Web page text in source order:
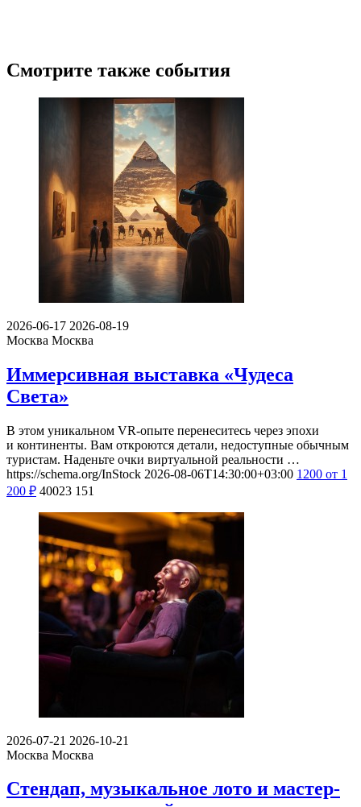
Смотрите также события
2026-06-17 2026-08-19
Москва Москва
Иммерсивная выставка «Чудеса
Света»
В этом уникальном VR-опыте перенеситесь через эпохи
и континенты. Вам откроются детали, недоступные обычным
туристам. Наденьте очки виртуальной реальности …
https://schema.org/InStock 2026-08-06T14:30:00+03:00 1200 от 1
200 ₽ 40023 151
2026-07-21 2026-10-21
Москва Москва
Стендап, музыкальное лото и мастер-